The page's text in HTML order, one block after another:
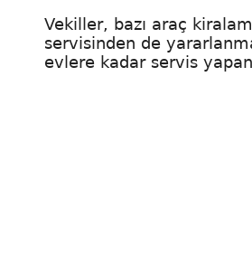
Vekiller, bazı araç
servisinden de
evlere kadar servis